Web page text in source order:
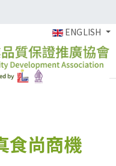
ENGLISH
食尚商機